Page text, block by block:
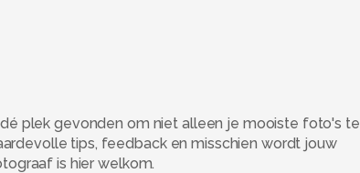
plek gevonden om niet alleen je mooiste foto's te
tips, feedback en misschien wordt jouw
is hier welkom.